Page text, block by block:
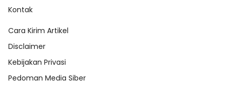
Kontak
Cara Kirim Artikel
Disclaimer
Kebijakan Privasi
Pedoman Media Siber